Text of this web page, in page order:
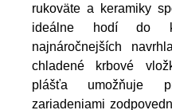
rukoväte a keramiky
ideálne hodí do
najnáročnejších
chladené krbové
plášťa umožňuje
zariadeniami